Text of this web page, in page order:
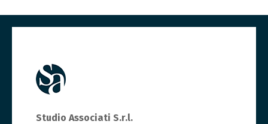
Studio Associati S.r.l.